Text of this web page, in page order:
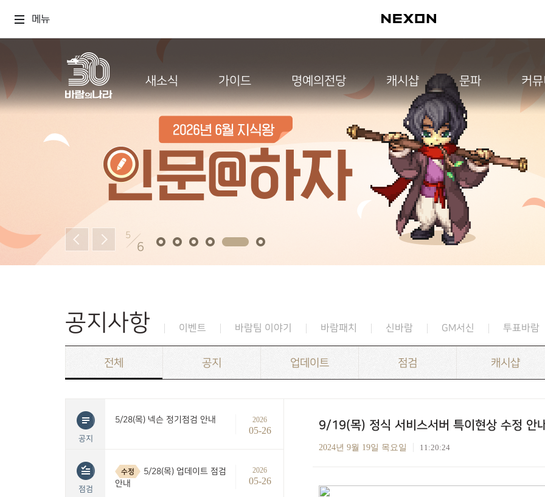
메뉴
새소식 가이드 명예의전당 캐시샵 문파 커
5
6
공지사항 이벤트 바람팀 이야기 바람패치 신바람 GM서신 투표바람
전체 공지 업데이트 점검 캐시샵
공지
5/28(목) 넥슨 정기점검 안내 2026
05-26
점검
수정
5/28(목) 업데이트 점검
안내
2026
05-26
9/19(목) 정식 서비스서버 특이현상 수정
2024년 9월 19일 목요일 11:20:24